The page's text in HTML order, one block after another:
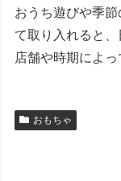
おうち遊びや季
て取り入れると、
店舗や時期によ
おもちゃ